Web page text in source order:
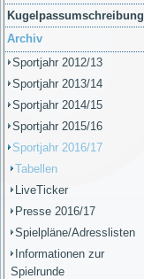
Kugelpassumschreibung
Archiv
Sportjahr 2012/13
Sportjahr 2013/14
Sportjahr 2014/15
Sportjahr 2015/16
Sportjahr 2016/17
Tabellen
LiveTicker
Presse 2016/17
Spielpläne/Adresslisten
Informationen zur
Spielrunde